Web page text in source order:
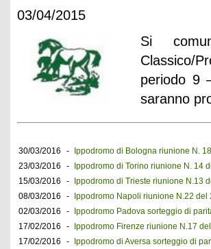
03/04/2015
Si
Classico/
periodo 9
saranno
30/03/2016 -
Ippodromo di Bologna riunione N.
23/03/2016
-
Ippodromo di Torino riunione N. 14
15/03/2016
-
Ippodromo di Trieste riunione N.13
08/03/2016
-
Ippodromo Napoli riunione N.22 del
02/03/2016
-
Ippodromo Padova sorteggio di
17/02/2016
-
Ippodromo Firenze riunione N.17
17/02/2016
-
Ippodromo di Aversa sorteggio di